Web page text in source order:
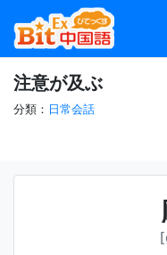
注意が及ぶ
分類： 日常会話